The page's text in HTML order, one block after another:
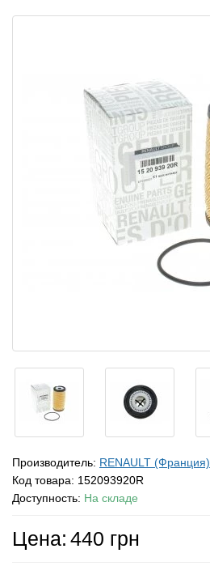
Производитель: RENAULT (Франция)
Код товара: 152093920R
Доступность: На складе
Цена: 440 грн